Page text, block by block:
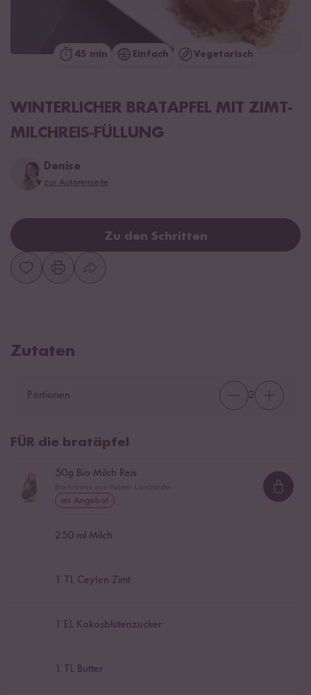
45 min Einfach Vegetarisch
WINTERLICHER BRATAPFEL MIT ZIMT-
MILCHREIS-FÜLLUNG
Denise
zur Autorenseite
Zu den Schritten
Zutaten
Portionen 2
FÜR die bratäpfel
50g Bio Milch Reis
im Angebot
250 ml Milch
1 TL Ceylon Zimt
1 EL Kokosblütenzucker
1 TL Butter